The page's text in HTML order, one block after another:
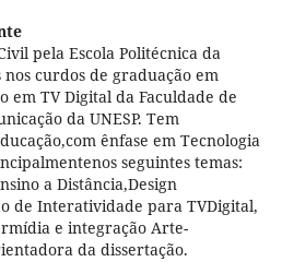
pela Escola Politécnica da
nos curdos de graduação em
em TV Digital da Faculdade de
da UNESP. Tem
ênfase em Tecnologia
seguintes temas:
a Distância,Design
de Interatividade para TVDigital,
e integração Arte-
da dissertação.